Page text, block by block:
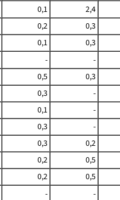
0,1
2,4
0,2
0,3
0,1
0,3
-
-
0,5
0,3
0,3
-
0,1
-
0,3
-
0,3
0,2
0,2
0,5
0,2
0,5
-
-